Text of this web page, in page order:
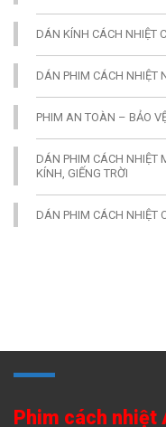
DÁN KÍNH CÁCH NHIỆT
DÁN PHIM CÁCH NHIỆT
PHIM AN TOÀN – BẢO
DÁN PHIM CÁCH NHIỆT
KÍNH, GIẾNG TRỜI
DÁN PHIM CÁCH NHIỆT
Phim cách nhiệt